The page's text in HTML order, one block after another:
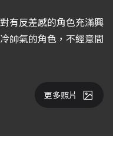
有反差感的角色充滿興
帥氣的角色，不經意間
更多照片